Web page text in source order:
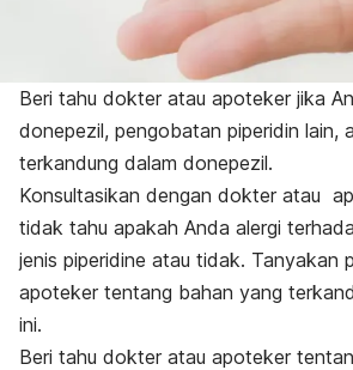
Beri tahu dokter atau apoteker jika
donepezil, pengobatan piperidin lain,
terkandung dalam donepezil.
Konsultasikan dengan dokter atau
tidak tahu apakah Anda alergi
jenis piperidine atau tidak. Tanyakan
apoteker tentang bahan yang
ini.
Beri tahu dokter atau apoteker